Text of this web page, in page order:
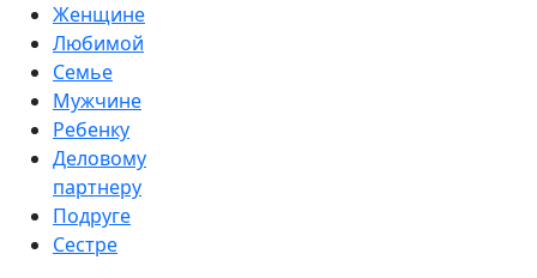
Женщине
Любимой
Семье
Мужчине
Ребенку
Деловому
партнеру
Подруге
Сестре